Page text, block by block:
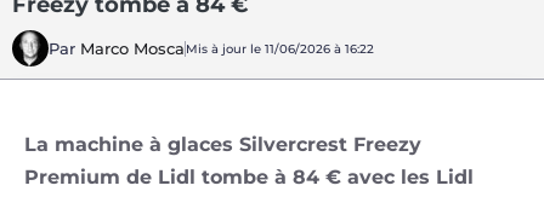
Par Marco Mosca Mis à jour le 11/06/2026 à 16:22
La machine à glaces Silvercrest Freezy
Premium de Lidl tombe à 84 € avec les Lidl